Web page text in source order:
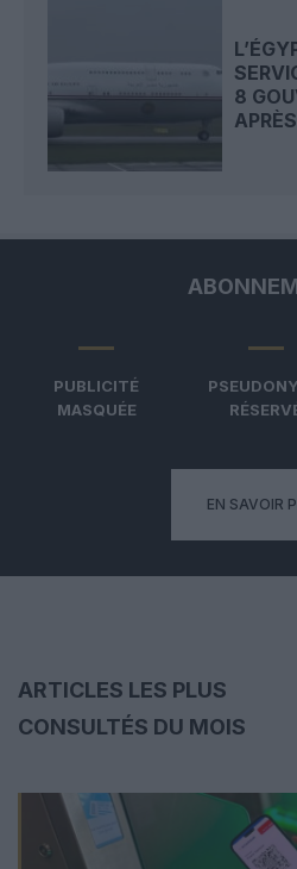
8
PUBLICITÉ
MASQUÉE
EN SAVOIR
ARTICLES LES PLUS
CONSULTÉS DU MOIS